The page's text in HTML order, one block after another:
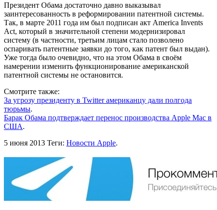
Президент Обама достаточно давно выказывал
заинтересованность в реформировании патентной системы.
Так, в марте 2011 года им был подписан акт America Invents
Act, который в значительной степени модернизировал
систему (в частности, третьим лицам стало позволено
оспаривать патентные заявки до того, как патент был выдан).
Уже тогда было очевидно, что на этом Обама в своём
намерении изменить функционирование американской
патентной системы не остановится.
Смотрите также:
За угрозу президенту в Twitter американцу дали полгода
тюрьмы.
Барак Обама подтверждает перенос производства Apple Mac в
США.
5 июня 2013 Теги: Новости Apple.